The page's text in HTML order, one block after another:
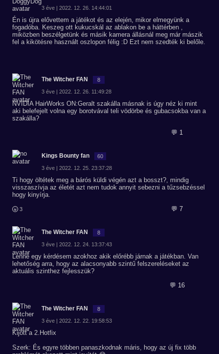
3 éve | 2022. 12. 26. 14:44:01
Én is újra elővettem a játékot és az elején, mikor elmegyünk a
fogadóba. Keszeg ott kukucskál az ablakon be a háttérben ,
miközben beszélgetünk és másik kamera állásnál meg már mászik
fel a kikötésre használt oszlopon félig :D Ezt nem szedték ki belőle.
The Witcher FAN 8
3 éve | 2022. 12. 26. 11:49:28
NVIDIA HairWorks ON:Geralt szakálla másnak is úgy néz ki mint
aki belefejelt volna egy borotvával teli vödörbe és gubacsokba van a
szakálla?
💬 1
Kings Bounty fan 60
3 éve | 2022. 12. 25. 23:37:28
Ti hogy öltétek meg a bárós küldi végén azt a bosszt?, mindig
visszaszívja az életét azt nem tudok annyit sebezni a tűzsebzéssel
hogy kinyírja.
3 💬 7
The Witcher FAN 8
3 éve | 2022. 12. 24. 13:37:43
Lenne egy kérdésem azokhoz akik előrébb járnak a játékban. Van
lehetőség arra, hogy az alacsonyabb szintű felszereléseket az
aktuális szinthez fejlesszük?
💬 16
The Witcher FAN 8
3 éve | 2022. 12. 22. 19:58:53
Kijött a 2.Hotfix
Szerk: És egyre többen panaszkodnak máris, hogy az új fix több